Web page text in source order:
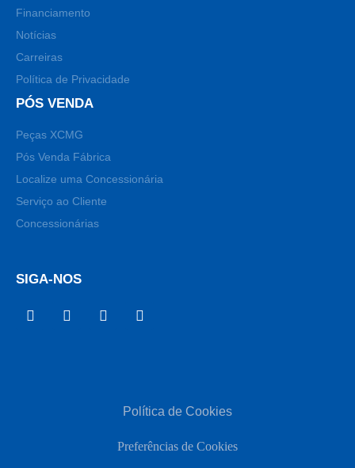
Financiamento
Notícias
Carreiras
Política de Privacidade
PÓS VENDA
Peças XCMG
Pós Venda Fábrica
Localize uma Concessionária
Serviço ao Cliente
Concessionárias
SIGA-NOS
Política de Cookies
Preferências de Cookies